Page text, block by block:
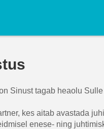
Sinust tagab heaolu
kes aitab avastada
enese- ning